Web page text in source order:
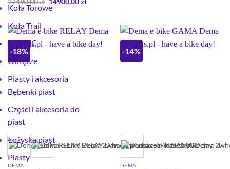
Koła Torowe
Koła Trail
Koła XC
Obręcze
Piasty i akcesoria
Bębenki piast
Części i akcesoria do
piast
Łożyska piast
Piasty
cena
-18%
DEMA
-14%
DEMA